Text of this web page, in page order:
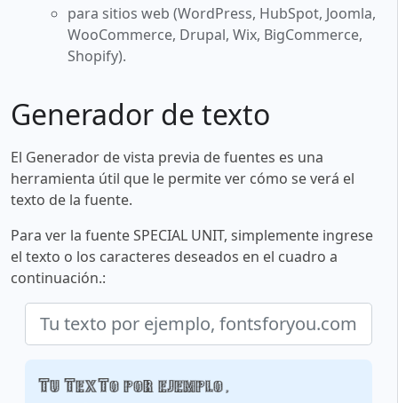
para sitios web (WordPress, HubSpot, Joomla,
WooCommerce, Drupal, Wix, BigCommerce,
Shopify).
Generador de texto
El Generador de vista previa de fuentes es una
herramienta útil que le permite ver cómo se verá el
texto de la fuente.
Para ver la fuente SPECIAL UNIT, simplemente ingrese
el texto o los caracteres deseados en el cuadro a
continuación.:
Tu texto por ejemplo,